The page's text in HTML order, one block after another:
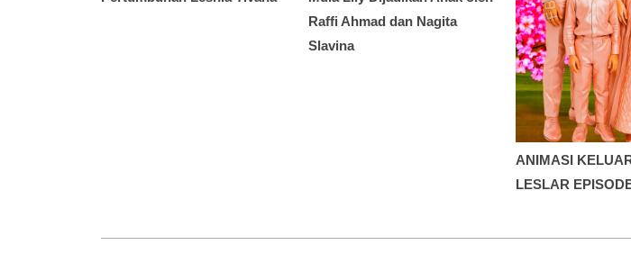
Raffi Ahmad dan Nagita
Slavina
ANIMASI
LESLAR